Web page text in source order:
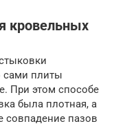
кровельных
сами плиты
При этом способе
была плотная, а
совпадение пазов